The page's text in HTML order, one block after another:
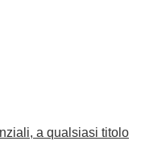
a qualsiasi titolo